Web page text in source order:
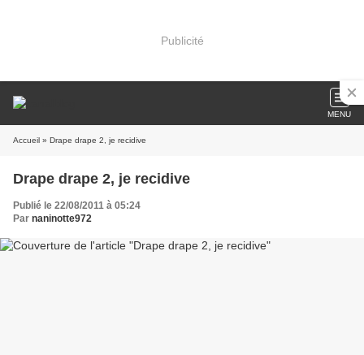
Publicité
MENU
Accueil » Drape drape 2, je recidive
Drape drape 2, je recidive
Publié le 22/08/2011 à 05:24
Par naninotte972